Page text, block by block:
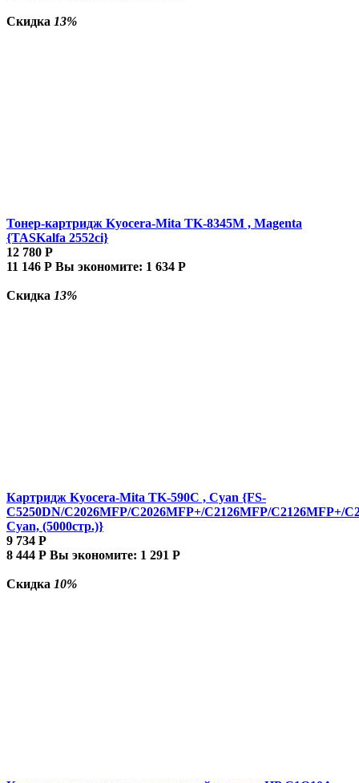
Скидка 13%
Тонер-картридж Kyocera-Mita TK-8345M , Magenta
{TASKalfa 2552ci}
12 780 Р
11 146 Р Вы экономите: 1 634 Р
Скидка 13%
Картридж Kyocera-Mita TK-590C , Cyan {FS-
C5250DN/C2026MFP/C2026MFP+/C2126MFP/C2126MFP+/
Cyan, (5000стр.)}
9 734 Р
8 444 Р Вы экономите: 1 291 Р
Скидка 10%